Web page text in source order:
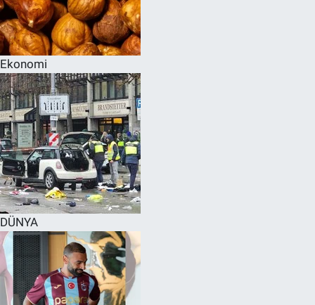
Ekonomi
DÜNYA